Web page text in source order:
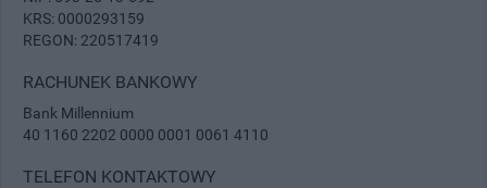
KRS: 0000293159
REGON: 220517419
RACHUNEK BANKOWY
Bank Millennium
40 1160 2202 0000 0001 0061 4110
TELEFON KONTAKTOWY